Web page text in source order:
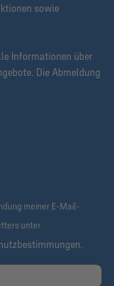
sowie
Informationen über
Die Abmeldung
meiner E-Mail-
unter
.